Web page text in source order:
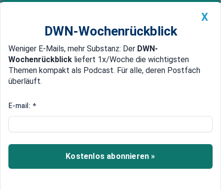
Newsticker MEIN DWN: Geldanlage Premium
Edelmetalle DWN-Magazin China
Kurs steigt weiter kräftig
Hacker erbeuten Bitcoin im Wert
von 70 Millionen Dollar
Cyber-Kriminelle haben einer Börse Bitcoin im
X
DWN-Wochenrückblick
Weniger E-Mails, mehr Substanz: Der DWN-
Wochenrückblick liefert 1x/Woche die wichtigsten
Themen kompakt als Podcast. Für alle, deren Postfach
überläuft.
E-mail: *
Kostenlos abonnieren »